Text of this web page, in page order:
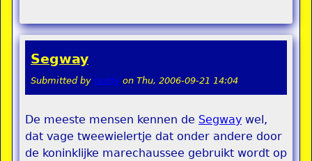
Segway
Submitted by teddy on Thu, 2006-09-21 14:04
De meeste mensen kennen de Segway wel,
dat vage tweewielertje dat onder andere door
de koninklijke marechaussee gebruikt wordt op